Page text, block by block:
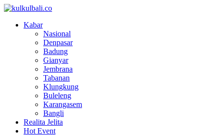
Kabar
Nasional
Denpasar
Badung
Gianyar
Jembrana
Tabanan
Klungkung
Buleleng
Karangasem
Bangli
Realita Jelita
Hot Event